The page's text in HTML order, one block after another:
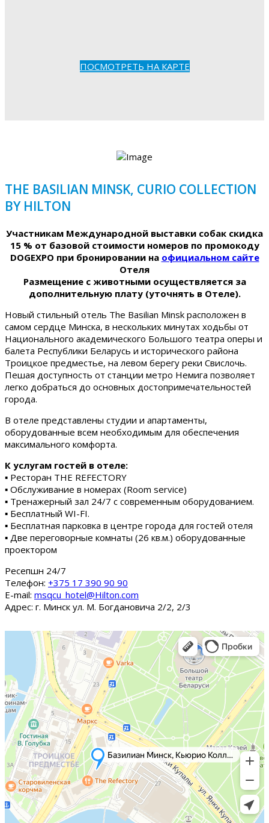
ПОСМОТРЕТЬ НА КАРТЕ
THE BASILIAN MINSK, CURIO COLLECTION
BY HILTON
Участникам Международной выставки собак скидка
15 % от базовой стоимости номеров по промокоду
DOGEXPO при бронировании на официальном сайте
Отеля
Размещение с животными осуществляется за
дополнительную плату (уточнять в Отеле).
Новый стильный отель The Basilian Minsk расположен в
самом сердце Минска, в нескольких минутах ходьбы от
Национального академического Большого театра оперы и
балета Республики Беларусь и исторического района
Троицкое предместье, на левом берегу реки Свислочь.
Пешая доступность от станции метро Немига позволяет
легко добраться до основных достопримечательностей
города.
В отеле представлены студии и апартаменты,
оборудованные всем необходимым для обеспечения
максимального комфорта.
К услугам гостей в отеле:
▪ Ресторан THE REFECTORY
▪ Обслуживание в номерах (Room service)
▪ Тренажерный зал 24/7 с современным оборудованием.
▪ Бесплатный WI-FI.
▪ Бесплатная парковка в центре города для гостей отеля
▪ Две переговорные комнаты (26 кв.м.) оборудованные
проектором
Ресепшн 24/7
Tелефон: +375 17 390 90 90
E-mail: msqcu_hotel@Hilton.com
Адрес: г. Минск ул. М. Богдановича 2/2, 2/3